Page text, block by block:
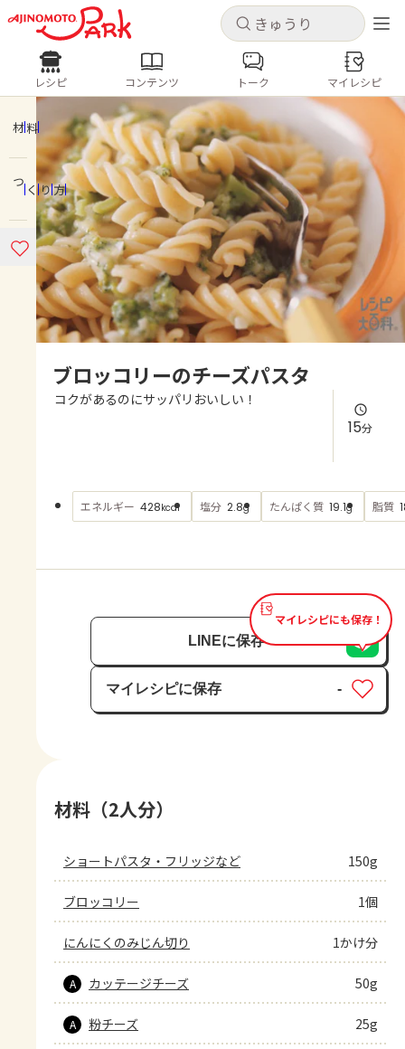
キャンセル
ログインするとレシピを保存できます
ログイン 新規登録
ホーム
コンテンツ
レシピ
よくあるお問い合わせ
AJINOMOTO PARK とは
キャンセル
レシピ コンテンツ
人気の食材・レシピ
きゅうり なす トマト
とうもろこし
ピーマン
みょうが ゴーヤ
レシピ コンテンツ トーク マイレシピ
材料
つくり方
ブロッコリーのチーズパスタ
コクがあるのにサッパリおいしい！
15分
エネルギー 428kcal 塩分 2.8g たんぱく質 19.1g 脂質
マイレシピにも保存！
LINEに保存
マイレシピに保存
保存済み
-
材料（2人分）
ショートパスタ・フリッジなど 150g
ブロッコリー 1個
にんにくのみじん切り 1かけ分
A カッテージチーズ 50g
A 粉チーズ 25g